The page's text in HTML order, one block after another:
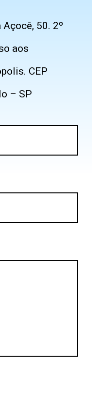
Açocê, 50. 2º
aos
CEP
– SP